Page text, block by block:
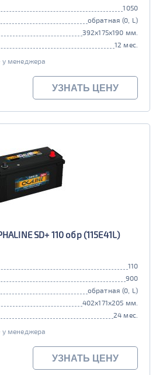
1050
обратная (0, L)
392x175x190 мм.
12 мес.
у менеджера
УЗНАТЬ ЦЕНУ
SD+ 110 обр (115E41L)
110
900
обратная (0, L)
402x171x205 мм.
24 мес.
у менеджера
УЗНАТЬ ЦЕНУ